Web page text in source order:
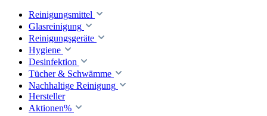
Reinigungsmittel
Glasreinigung
Reinigungsgeräte
Hygiene
Desinfektion
Tücher & Schwämme
Nachhaltige Reinigung
Hersteller
Aktionen%